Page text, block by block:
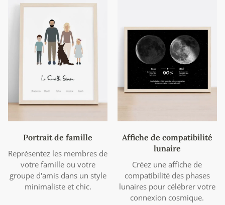
Portrait de famille
Représentez les membres de
votre famille ou votre
groupe d'amis dans un style
minimaliste et chic.
Affiche de compatibilité
lunaire
Créez une affiche de
compatibilité des phases
lunaires pour célébrer votre
connexion cosmique.